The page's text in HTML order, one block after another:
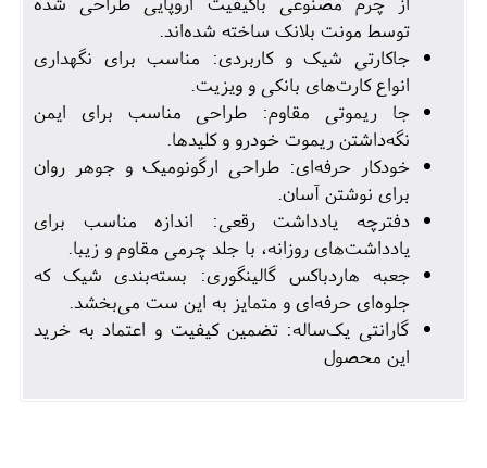
توسط مونت بلانک ساخته شده‌اند.
جاکارتی شیک و کاربردی: مناسب برای نگهداری
انواع کارت‌های بانکی و ویزیت.
جا ریموتی مقاوم: طراحی مناسب برای ایمن
نگه‌داشتن ریموت خودرو و کلیدها.
خودکار حرفه‌ای: طراحی ارگونومیک و جوهر روان
برای نوشتن آسان.
دفترچه یادداشت رقعی: اندازه مناسب برای
یادداشت‌های روزانه، با جلد چرمی مقاوم و زیبا.
جعبه هاردباکس گالینگوری: بسته‌بندی شیک که
جلوه‌ای حرفه‌ای و متمایز به این ست می‌بخشد.
گارانتی یک‌ساله: تضمین کیفیت و اعتماد به خرید
این محصول